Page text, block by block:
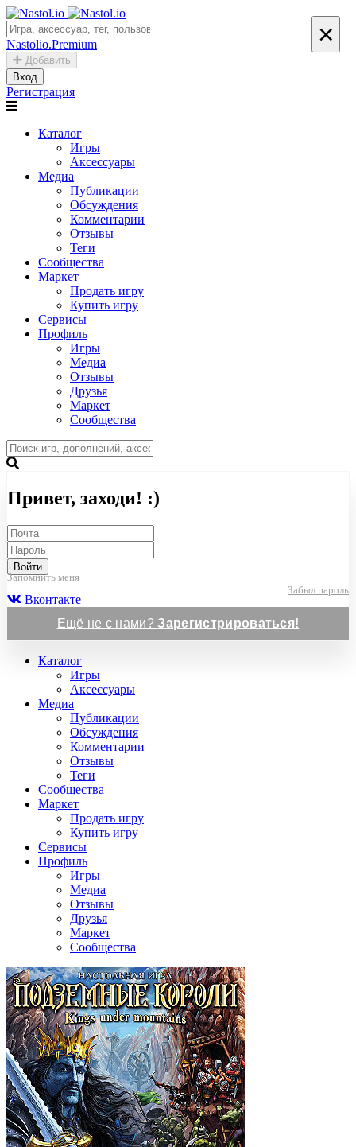
Nastolio.Premium
Добавить
Вход
Регистрация
Каталог
Игры
Аксессуары
Медиа
Публикации
Обсуждения
Комментарии
Отзывы
Теги
Сообщества
Маркет
Продать игру
Купить игру
Сервисы
Профиль
Игры
Медиа
Отзывы
Друзья
Маркет
Сообщества
×
Привет, заходи! :)
Войти
Запомнить меня
Забыл пароль
Вконтакте
Ещё не с нами?Зарегистрироваться!
Каталог
Игры
Аксессуары
Медиа
Публикации
Обсуждения
Комментарии
Отзывы
Теги
Сообщества
Маркет
Продать игру
Купить игру
Сервисы
Профиль
Игры
Медиа
Отзывы
Друзья
Маркет
Сообщества